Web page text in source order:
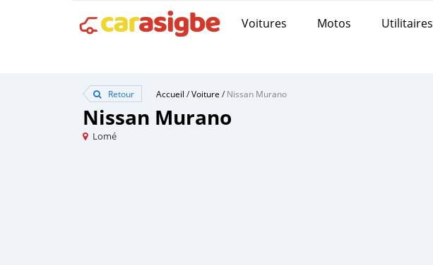
Voitures Motos Utilitaires
Retour Accueil /Voiture /Nissan Murano
Nissan Murano
Lomé